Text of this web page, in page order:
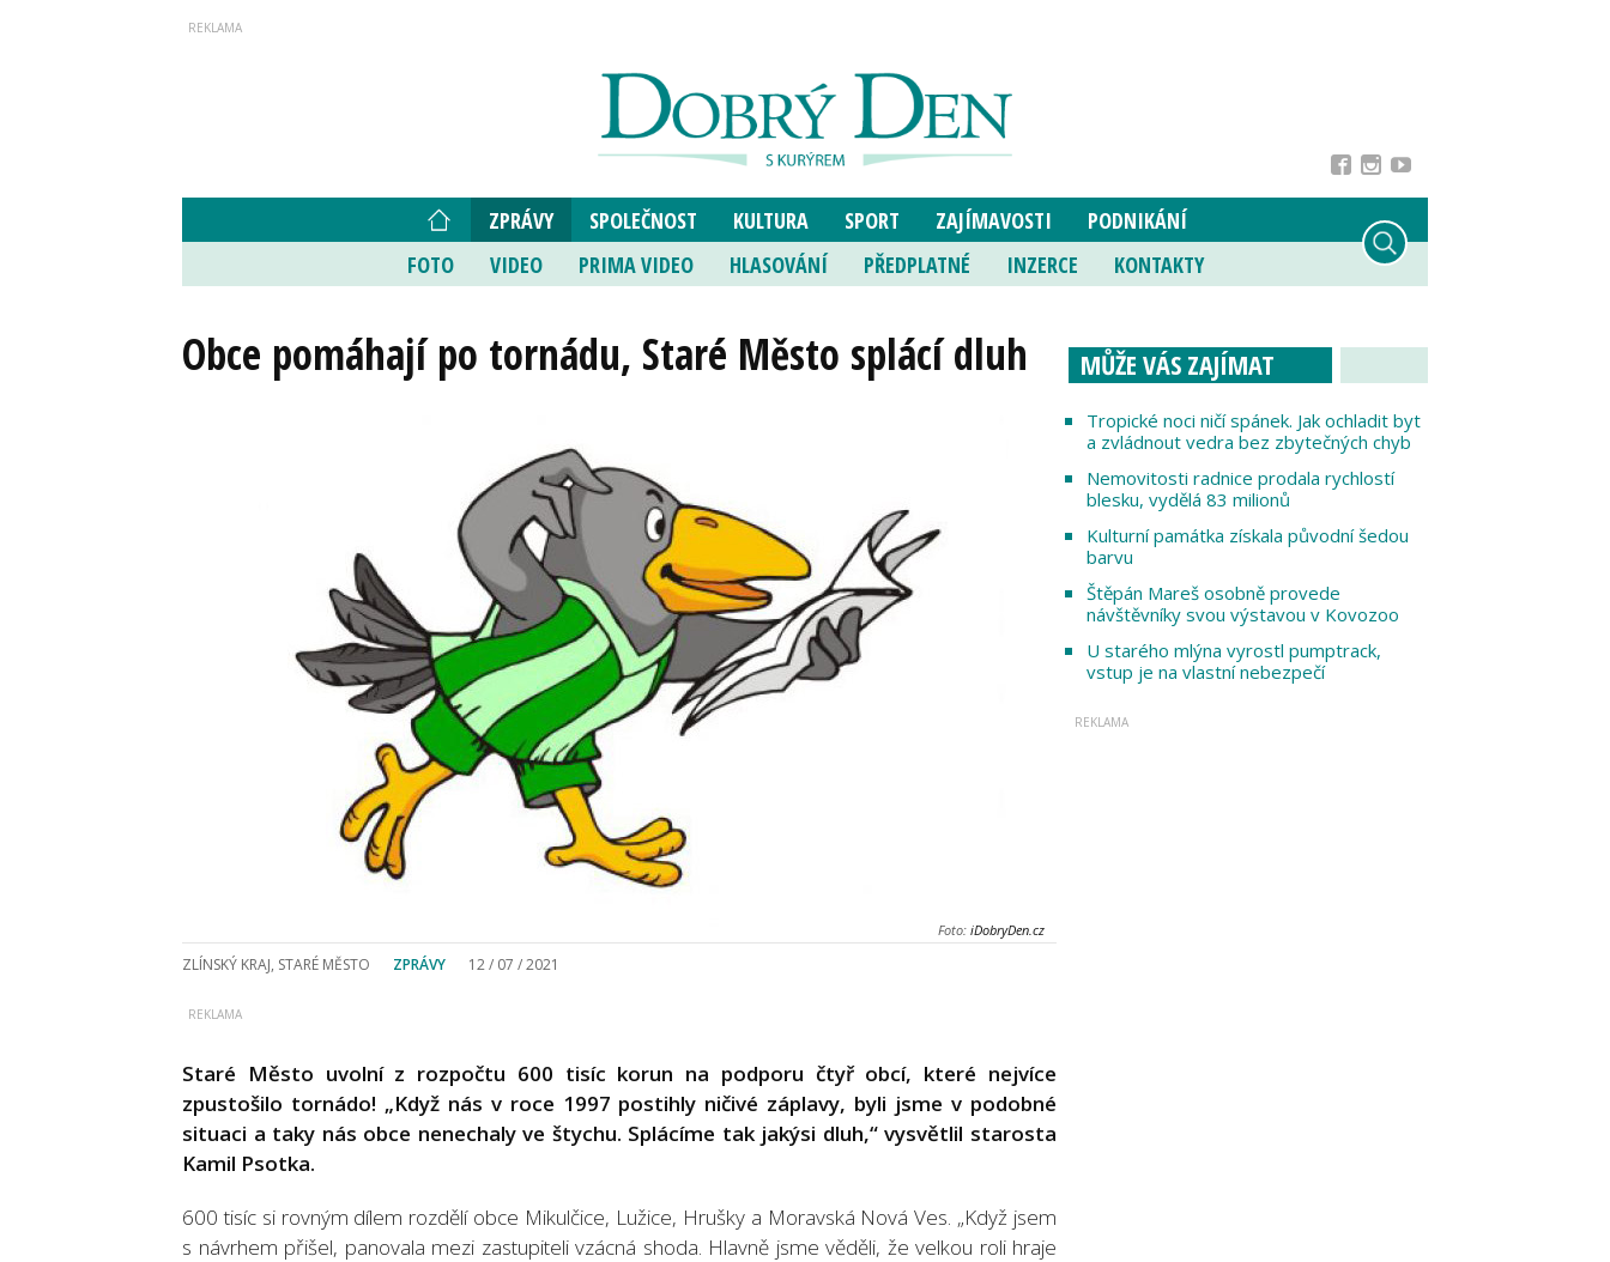
ZPRÁVY SPOLEČNOST KULTURA SPORT ZAJÍMAVOSTI
PODNIKÁNÍ
FOTO
VIDEO PRIMA VIDEO HLASOVÁNÍ PŘEDPLATNÉ INZERCE KONTAKTY
Obce pomáhají po tornádu, Staré Město splácí dluh
Foto: iDobryDen.cz
ZLÍNSKÝ KRAJ, STARÉ MĚSTO ZPRÁVY 12 / 07 / 2021
Staré Město uvolní z rozpočtu 600 tisíc korun na podporu čtyř obcí, které nejvíce
zpustošilo tornádo! „Když nás v roce 1997 postihly ničivé záplavy, byli jsme v podobné
situaci a taky nás obce nenechaly ve štychu. Splácíme tak jakýsi dluh,“ vysvětlil starosta
Kamil Psotka.
600 tisíc si rovným dílem rozdělí obce Mikulčice, Lužice, Hrušky a Moravská Nová Ves. „Když jsem
s návrhem přišel, panovala mezi zastupiteli vzácná shoda. Hlavně jsme věděli, že velkou roli hraje
MŮŽE VÁS ZAJÍMAT
Tropické noci ničí spánek. Jak ochladit byt
a zvládnout vedra bez zbytečných chyb
Nemovitosti radnice prodala rychlostí
blesku, vydělá 83 milionů
Kulturní památka získala původní šedou
barvu
Štěpán Mareš osobně provede
návštěvníky svou výstavou v Kovozoo
U starého mlýna vyrostl pumptrack,
vstup je na vlastní nebezpečí